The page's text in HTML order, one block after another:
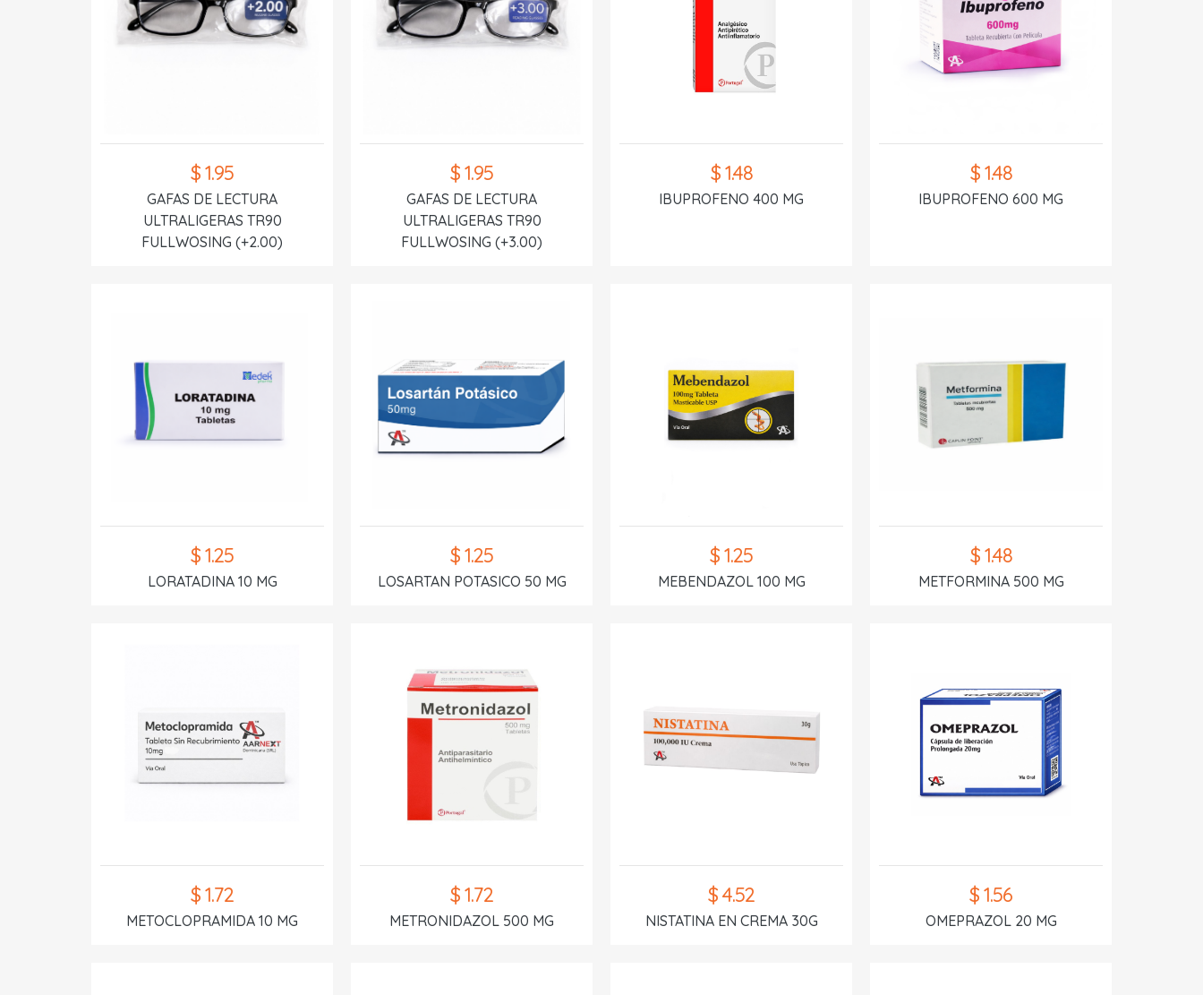
$ 1.95
GAFAS DE LECTURA
ULTRALIGERAS TR90
FULLWOSING (+2.00)
$ 1.95
GAFAS DE LECTURA
ULTRALIGERAS TR90
FULLWOSING (+3.00)
$ 1.48
IBUPROFENO 400 MG
$ 1.48
IBUPROFENO 600 MG
$ 1.25
LORATADINA 10 MG
$ 1.25
LOSARTAN POTASICO 50 MG
$ 1.25
MEBENDAZOL 100 MG
$ 1.48
METFORMINA 500 MG
$ 1.72
METOCLOPRAMIDA 10 MG
$ 1.72
METRONIDAZOL 500 MG
$ 4.52
NISTATINA EN CREMA 30G
$ 1.56
OMEPRAZOL 20 MG